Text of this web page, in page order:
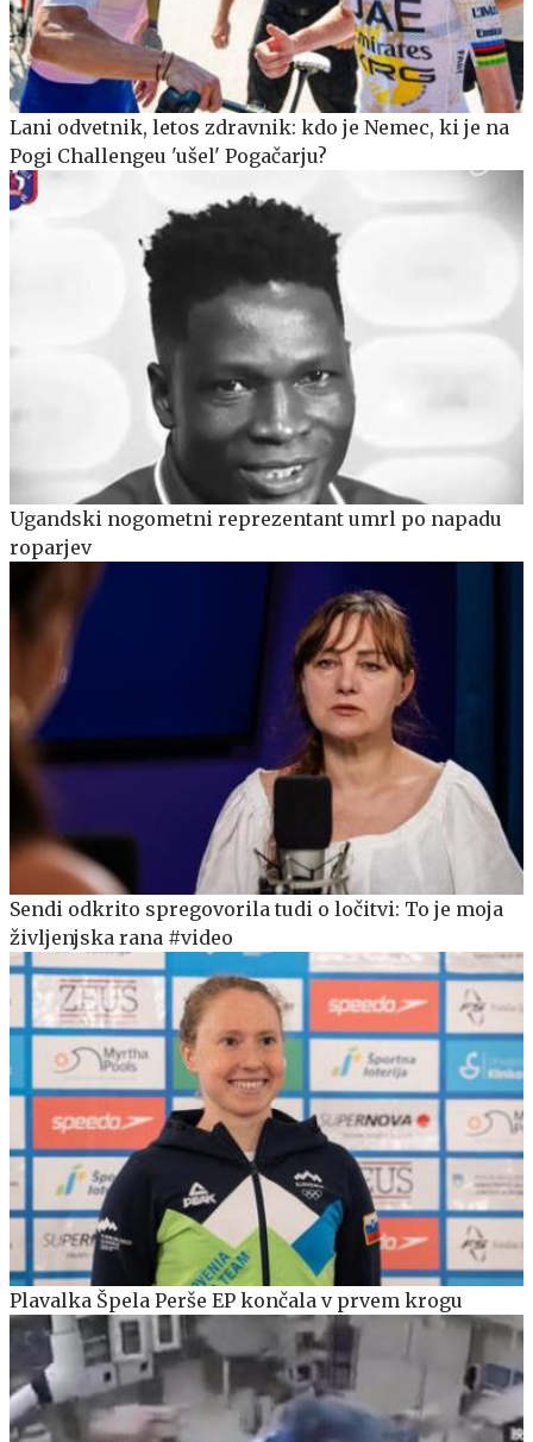
Lani odvetnik, letos zdravnik: kdo je Nemec, ki je na
Pogi Challengeu 'ušel' Pogačarju?
Ugandski nogometni reprezentant umrl po napadu
roparjev
Sendi odkrito spregovorila tudi o ločitvi: To je moja
življenjska rana #video
Plavalka Špela Perše EP končala v prvem krogu